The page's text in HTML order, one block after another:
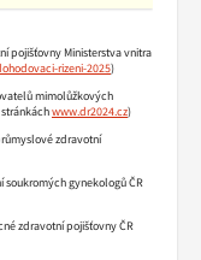
pojišťovny Ministerstva vnitra
rizeni-2025)
mimolůžkových
www.dr2024.cz)
zdravotní
soukromých gynekologů ČR
zdravotní pojišťovny ČR